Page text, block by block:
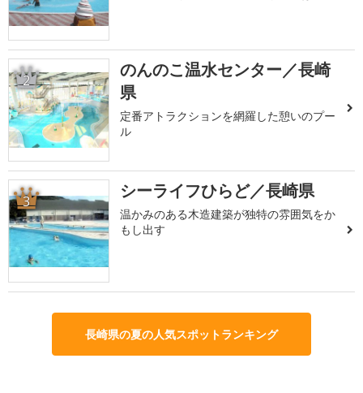
2
のんのこ温水センター／長崎
県
定番アトラクションを網羅した憩いのプー
ル
3 シーライフひらど／長崎県
温かみのある木造建築が独特の雰囲気をか
もし出す
長崎県の夏の人気スポットランキング